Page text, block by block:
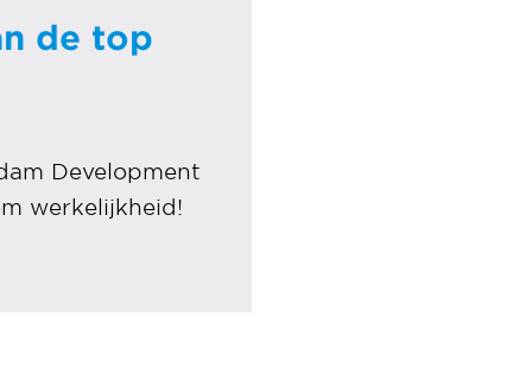
de top
Development
werkelijkheid!